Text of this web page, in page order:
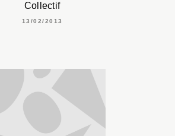
Collectif
13/02/2013